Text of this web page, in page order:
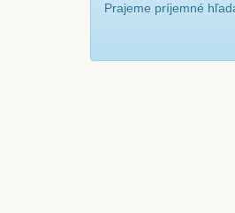
Prajeme príjemné